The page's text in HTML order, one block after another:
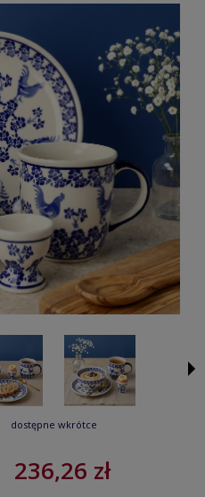
dostępne wkrótce
236,26 zł